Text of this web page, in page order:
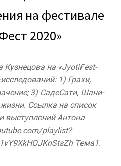
на фестивале
2020»
на «JyotiFest-
1) Грахи,
3) СадеСати, Шани-
Ссылка на список
выступлений Антона
playlist?
Тема1.